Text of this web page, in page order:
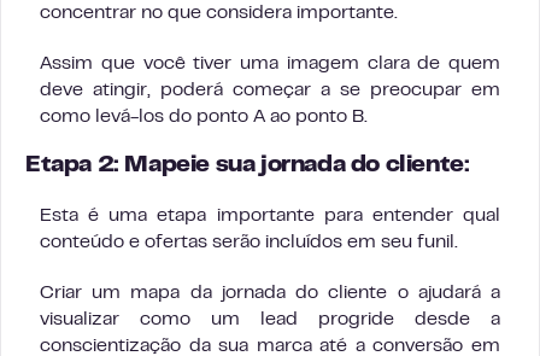
concentrar no que considera importante.
Assim que você tiver uma imagem clara de quem
deve atingir, poderá começar a se preocupar em
como levá-los do ponto A ao ponto B.
Etapa 2: Mapeie sua jornada do cliente:
Esta é uma etapa importante para entender qual
conteúdo e ofertas serão incluídos em seu funil.
Criar um mapa da jornada do cliente o ajudará a
visualizar como um lead progride desde a
conscientização da sua marca até a conversão em